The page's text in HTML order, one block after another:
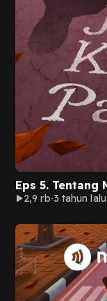
Eps 5. Tentang
2,9 rb 3 tahun lalu